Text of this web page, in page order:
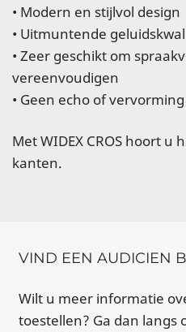
• Modern en stijlvol design
• Uitmuntende
• Zeer geschikt om
vereenvoudigen
• Geen echo of vervorming
Met WIDEX CROS hoort u
kanten.
VIND EEN AUDICIEN
Wilt u meer informatie
toestellen? Ga dan